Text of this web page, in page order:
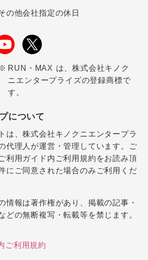
の他会社指定の休日
RUN・MAX は、株式会社キノク
ニエンタープライズの登録商標で
す。
について
は、株式会社キノクニエンタープラ
代理人が運営・管理しています。ご
利用ガイド内ご利用規約をお読み頂
にご同意された場合のみご利用くだ
情報は著作権があり、掲載の記事・
どの無断複写・転載等を禁じます。
ご利用規約